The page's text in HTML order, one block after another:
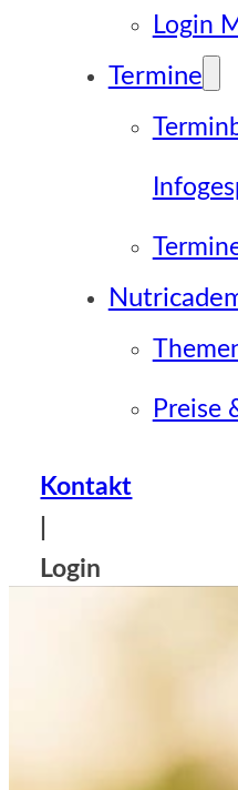
Login
Termine
Preise
Kontakt
Login